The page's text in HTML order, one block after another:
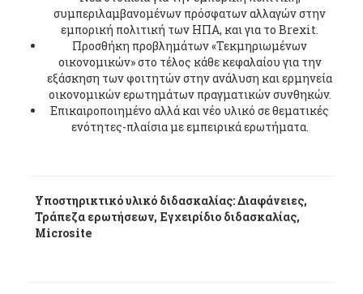
συμπεριλαμβανομένων πρόσφατων αλλαγών στην
εμπορική πολιτική των ΗΠΑ, και για το Brexit.
Προσθήκη προβλημάτων «Τεκμηριωμένων
οικονομικών» στο τέλος κάθε κεφαλαίου για την
εξάσκηση των φοιτητών στην ανάλυση και ερμηνεία
οικονομικών ερωτημάτων πραγματικών συνθηκών.
Επικαιροποιημένο αλλά και νέο υλικό σε θεματικές
ενότητες-πλαίσια με εμπειρικά ερωτήματα.
Υποστηρικτικό υλικό διδασκαλίας: Διαφάνειες,
Τράπεζα ερωτήσεων, Εγχειρίδιο διδασκαλίας,
Microsite